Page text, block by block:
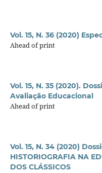
Vol. 15, N. 36 (2020)
Ahead of print
Vol. 15, N. 35 (2020).
Avaliação Educacional
Ahead of print
Vol. 15, N. 34 (2020)
HISTORIOGRAFIA NA
DOS CLÁSSICOS